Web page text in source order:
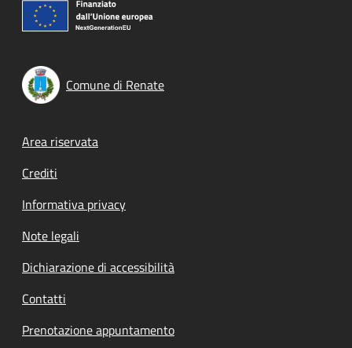
Comune di Renate
Footer menu
Area riservata
Crediti
Informativa privacy
Note legali
Dichiarazione di accessibilità
Contatti
Prenotazione appuntamento